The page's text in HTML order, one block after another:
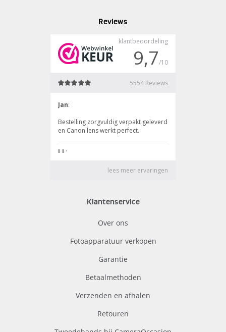
Reviews
Klantenservice
Over ons
Fotoapparatuur verkopen
Garantie
Betaalmethoden
Verzenden en afhalen
Retouren